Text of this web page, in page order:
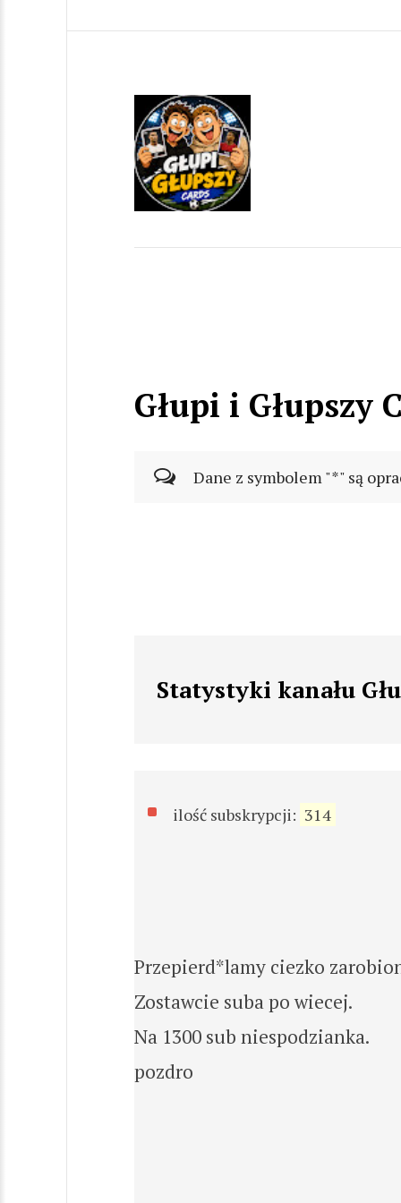
Głupi i Głupszy
Dane z symbolem "*" są
Statystyki kanału
ilość subskrypcji: 314
Przepierd*lamy ciezko
Zostawcie suba po wiecej.
Na 1300 sub niespodzianka.
pozdro